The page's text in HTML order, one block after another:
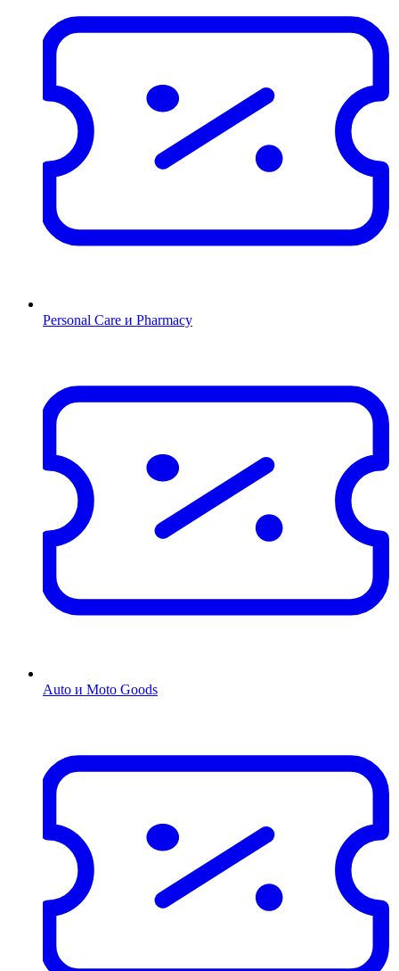
Personal Care и Pharmacy
Auto и Moto Goods